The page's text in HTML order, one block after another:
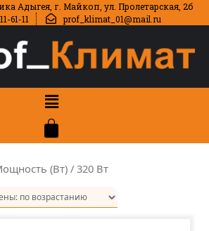
Адыгея, г. Майкоп, ул. Пролетарская, 2б
61-11
prof_klimat_01@mail.ru
(Вт) / 320 Вт